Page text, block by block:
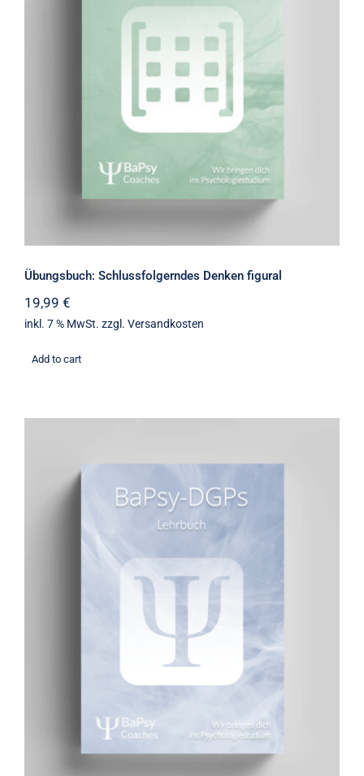
Übungsbuch: Schlussfolgerndes
Denken figural
Übungsbuch: Schlussfolgerndes Denken figural
19,99 €
inkl. 7 % MwSt. zzgl. Versandkosten
Add to cart
BaPsy Lehrbuch